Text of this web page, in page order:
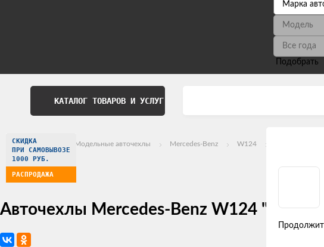
Подобрать
КАТАЛОГ ТОВАРОВ И УСЛУГ
Главная Модельные авточехлы Mercedes-Benz W124
Авточехлы Mercedes-Benz W124
СКИДКА
ПРИ САМОВЫВОЗЕ
1000 РУБ.
РАСПРОДАЖА